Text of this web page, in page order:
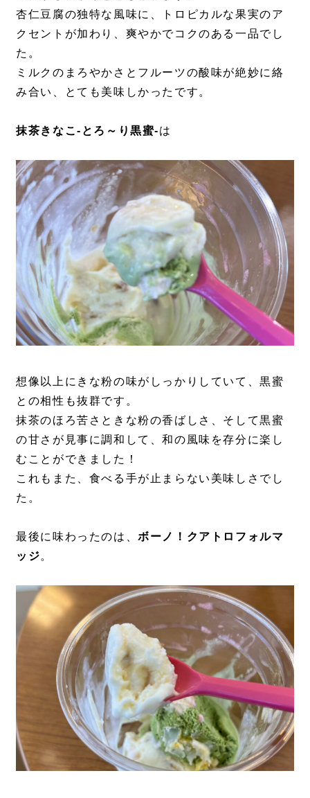
杏仁豆腐の独特な風味に、トロピカルな果実のア
クセントが加わり、爽やかでコクのある一品でし
た。
ミルクのまろやかさとフルーツの酸味が絶妙に絡
み合い、とても美味しかったです。
抹茶きなこ-とろ～り黒蜜-は
想像以上にきな粉の味がしっかりしていて、黒蜜
との相性も抜群です。
抹茶のほろ苦さときな粉の香ばしさ、そして黒蜜
の甘さが見事に調和して、和の風味を存分に楽し
むことができました！
これもまた、食べる手が止まらない美味しさでし
た。
最後に味わったのは、ボーノ！クアトロフォルマ
ッジ。